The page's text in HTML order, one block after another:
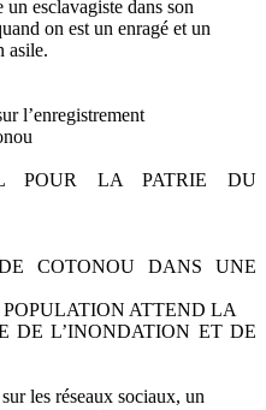
esclavagiste dans son
on est un enragé et un
asile.
l’enregistrement
POUR LA PATRIE DU
COTONOU DANS UNE
ATTEND LA
DE L’INONDATION ET DE
les réseaux sociaux, un